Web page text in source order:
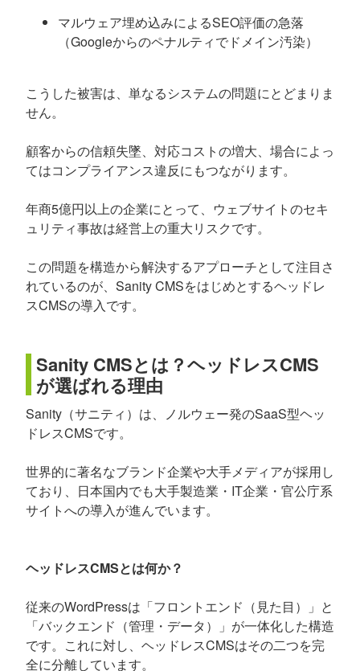
マルウェア埋め込みによるSEO評価の急落
（Googleからのペナルティでドメイン汚染）
こうした被害は、単なるシステムの問題にとどまりま
せん。
顧客からの信頼失墜、対応コストの増大、場合によっ
てはコンプライアンス違反にもつながります。
年商5億円以上の企業にとって、ウェブサイトのセキ
ュリティ事故は経営上の重大リスクです。
この問題を構造から解決するアプローチとして注目さ
れているのが、Sanity CMSをはじめとするヘッドレ
スCMSの導入です。
Sanity CMSとは？ヘッドレスCMS
が選ばれる理由
Sanity（サニティ）は、ノルウェー発のSaaS型ヘッ
ドレスCMSです。
世界的に著名なブランド企業や大手メディアが採用し
ており、日本国内でも大手製造業・IT企業・官公庁系
サイトへの導入が進んでいます。
ヘッドレスCMSとは何か？
従来のWordPressは「フロントエンド（見た目）」と
「バックエンド（管理・データ）」が一体化した構造
です。これに対し、ヘッドレスCMSはその二つを完
全に分離しています。